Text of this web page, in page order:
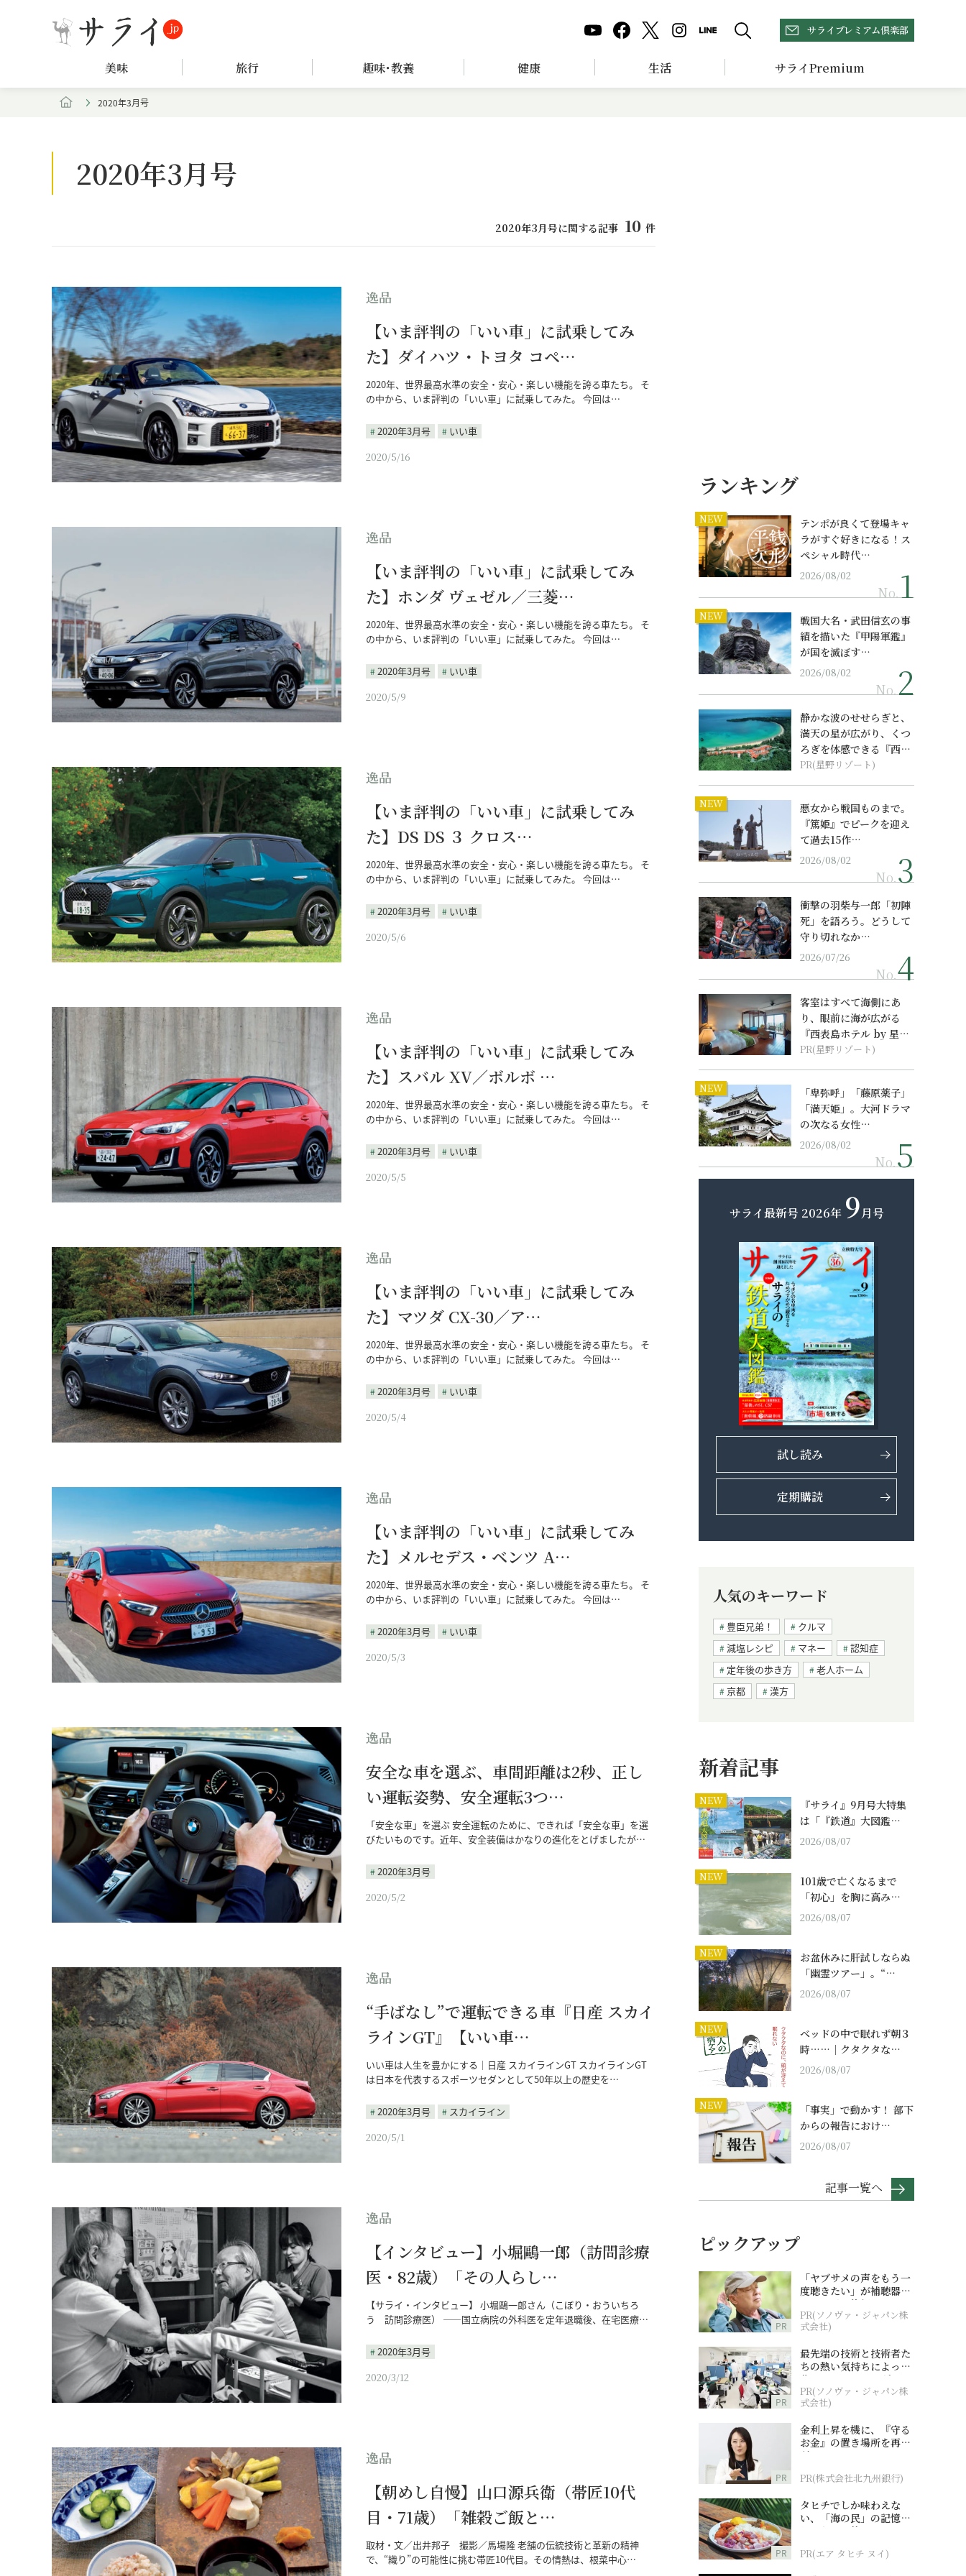
サライプレミアム倶楽部
美味 旅行 趣味･教養 健康 生活 サライPremium
2020年3月号
2020年3月号
2020年3月号に関する記事 10 件
逸品
【いま評判の「いい車」に試乗してみ
た】ダイハツ・トヨタ コペ…
2020年、世界最高水準の安全・安心・楽しい機能を誇る車たち。 そ
の中から、いま評判の「いい車」に試乗してみた。 今回は…
2020年3月号
いい車
2020/5/16
逸品
【いま評判の「いい車」に試乗してみ
た】ホンダ ヴェゼル／三菱…
2020年、世界最高水準の安全・安心・楽しい機能を誇る車たち。 そ
の中から、いま評判の「いい車」に試乗してみた。 今回は…
2020年3月号
いい車
2020/5/9
逸品
【いま評判の「いい車」に試乗してみ
た】DS DS ３ クロス…
2020年、世界最高水準の安全・安心・楽しい機能を誇る車たち。 そ
の中から、いま評判の「いい車」に試乗してみた。 今回は…
2020年3月号
いい車
2020/5/6
逸品
【いま評判の「いい車」に試乗してみ
た】スバル XV／ボルボ …
2020年、世界最高水準の安全・安心・楽しい機能を誇る車たち。 そ
の中から、いま評判の「いい車」に試乗してみた。 今回は…
2020年3月号
いい車
2020/5/5
逸品
【いま評判の「いい車」に試乗してみ
た】マツダ CX-30／ア…
2020年、世界最高水準の安全・安心・楽しい機能を誇る車たち。 そ
の中から、いま評判の「いい車」に試乗してみた。 今回は…
2020年3月号
いい車
2020/5/4
逸品
【いま評判の「いい車」に試乗してみ
た】メルセデス・ベンツ A…
2020年、世界最高水準の安全・安心・楽しい機能を誇る車たち。 そ
の中から、いま評判の「いい車」に試乗してみた。 今回は…
2020年3月号
いい車
2020/5/3
逸品
安全な車を選ぶ、車間距離は2秒、正し
い運転姿勢、安全運転3つ…
「安全な車」を選ぶ 安全運転のために、できれば「安全な車」を選
びたいものです。近年、安全装備はかなりの進化をとげましたが…
2020年3月号
2020/5/2
逸品
“手ばなし”で運転できる車『日産 スカイ
ラインGT』【いい車…
いい車は人生を豊かにする｜日産 スカイラインGT スカイラインGT
は日本を代表するスポーツセダンとして50年以上の歴史を…
2020年3月号
スカイライン
2020/5/1
逸品
【インタビュー】小堀鷗一郎（訪問診療
医・82歳）「その人らし…
【サライ・インタビュー】 小堀鷗一郎さん（こぼり・おういちろ
う 訪問診療医） ――国立病院の外科医を定年退職後、在宅医療…
2020年3月号
2020/3/12
逸品
【朝めし自慢】山口源兵衛（帯匠10代
目・71歳）「雑穀ご飯と…
取材・文／出井邦子 撮影／馬場隆 老舗の伝統技術と革新の精神
で、“織り”の可能性に挑む帯匠10代目。その情熱は、根菜中心…
ランキング
NEW
テンポが良くて登場キャ
ラがすぐ好きになる！ス
ペシャル時代…
2026/08/02
No.
NEW
戦国大名・武田信玄の事
績を描いた『甲陽軍鑑』
が国を滅ぼす…
2026/08/02
No.
静かな波のせせらぎと、
満天の星が広がり、くつ
ろぎを体感できる『西表
島ホテル by...
PR(星野リゾート)
NEW
悪女から戦国ものまで。
『篤姫』でピークを迎え
て過去15作…
2026/08/02
No.
衝撃の羽柴与一郎「初陣
死」を語ろう。どうして
守り切れなか…
2026/07/26
No.
客室はすべて海側にあ
り、眼前に海が広がる
『西表島ホテル by 星野
リゾート』
PR(星野リゾート)
NEW
「卑弥呼」「藤原薬子」
「満天姫」。大河ドラマ
の次なる女性…
2026/08/02
No.
サライ最新号 2026年 9月号
試し読み
定期購読
人気のキーワード
豊臣兄弟！
クルマ
減塩レシピ
マネー
認知症
定年後の歩き方
老人ホーム
京都
漢方
新着記事
NEW
『サライ』9月号大特集
は「『鉄道』大図鑑…
2026/08/07
NEW
101歳で亡くなるまで
「初心」を胸に高み…
2026/08/07
NEW
お盆休みに肝試しならぬ
「幽霊ツアー」。“…
2026/08/07
NEW
ベッドの中で眠れず朝３
時……｜クタクタな…
2026/08/07
NEW
「事実」で動かす！ 部下
からの報告におけ…
2026/08/07
記事一覧へ
ピックアップ
PR
「ヤブサメの声をもう一
度聴きたい」が補聴器チ
ャレンジの後押しに
PR(ソノヴァ・ジャパン株
式会社)
PR
最先端の技術と技術者た
ちの熱い気持ちによって
作られているオーダーメ
イド補聴器
PR(ソノヴァ・ジャパン株
式会社)
PR
金利上昇を機に、『守る
お金』の置き場所を再検
討
PR(株式会社北九州銀行)
PR
タヒチでしか味わえな
い、「海の民」の記憶へ
とつながる旅
PR(エア タヒチ ヌイ)